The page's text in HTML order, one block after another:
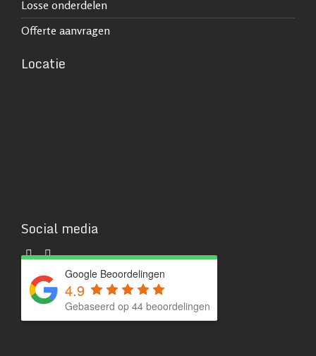
Losse onderdelen
Offerte aanvragen
Locatie
Social media
Google Beoordelingen
4.9
Gebaseerd op 44 beoordelingen